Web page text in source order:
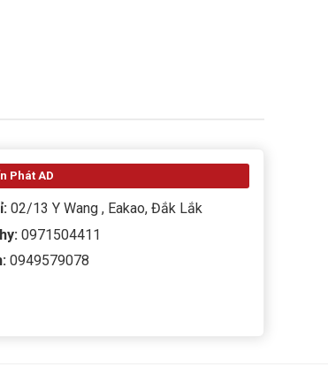
Phát AD
02/13 Y Wang , Eakao, Đắk Lắk
0971504411
0949579078